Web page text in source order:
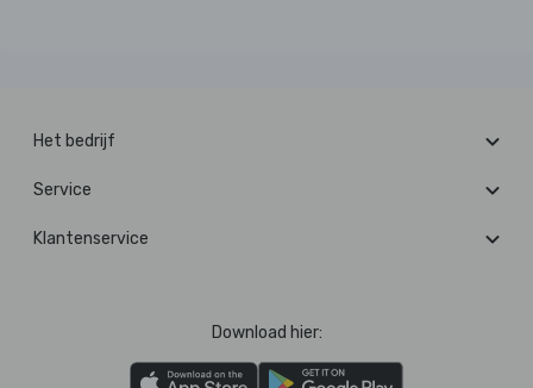
Het bedrijf
Service
Klantenservice
Download hier: